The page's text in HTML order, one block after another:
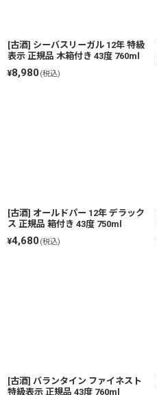
[古酒] シーバスリーガル 12年 特級
表示 正規品 木箱付き 43度 760ml
¥8,980(税込)
[古酒] オールドパー 12年 デラック
ス 正規品 箱付き 43度 750ml
¥4,680(税込)
[古酒] バランタイン ファイネスト
特級表示 正規品 43度 760ml